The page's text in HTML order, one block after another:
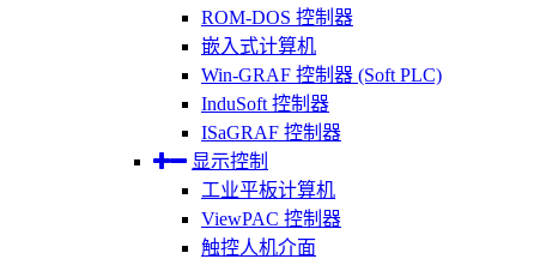
ROM-DOS 控制器
嵌入式计算机
Win-GRAF 控制器 (Soft PLC)
InduSoft 控制器
ISaGRAF 控制器
显示控制
工业平板计算机
ViewPAC 控制器
触控人机介面